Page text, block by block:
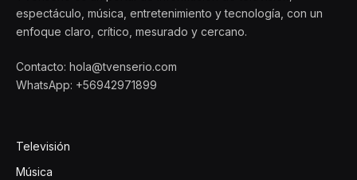
espectáculo, música, entretenimiento y tecnología, con un
enfoque claro, crítico, mesurado y cercano.
Contacto: hola@tvenserio.com
WhatsApp: +56942971899
Televisión
Música